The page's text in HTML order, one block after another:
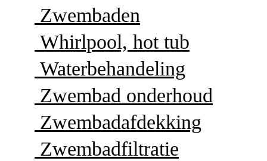
Zwembaden
Whirlpool, hot tub
Waterbehandeling
Zwembad onderhoud
Zwembadafdekking
Zwembadfiltratie